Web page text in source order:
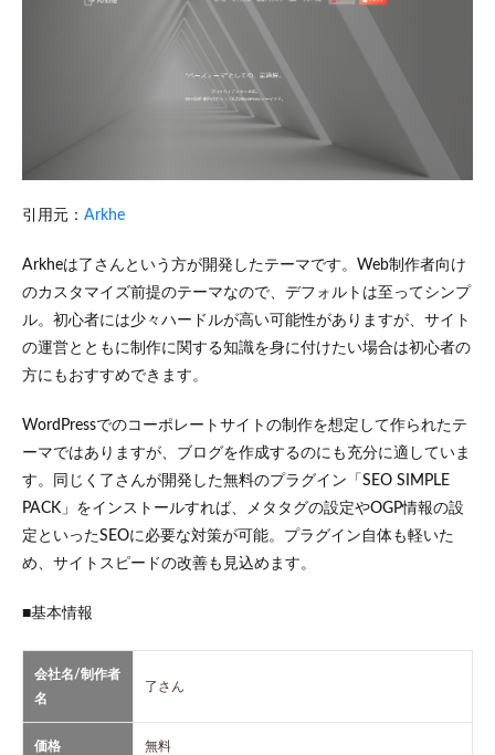
引用元： Arkhe
Arkheは了さんという方が開発したテーマです。Web制作者向け
のカスタマイズ前提のテーマなので、デフォルトは至ってシンプ
ル。初心者には少々ハードルが高い可能性がありますが、サイト
の運営とともに制作に関する知識を身に付けたい場合は初心者の
方にもおすすめできます。
WordPressでのコーポレートサイトの制作を想定して作られたテ
ーマではありますが、ブログを作成するのにも充分に適していま
す。同じく了さんが開発した無料のプラグイン「SEO SIMPLE
PACK」をインストールすれば、メタタグの設定やOGP情報の設
定といったSEOに必要な対策が可能。プラグイン自体も軽いた
め、サイトスピードの改善も見込めます。
■基本情報
会社名/制作者
名
了さん
価格 無料